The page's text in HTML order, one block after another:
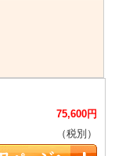
75,600円
（税別）